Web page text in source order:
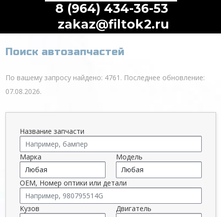
8 (964) 434-36-53
zakaz@filtok2.ru
Поиск автозапчастей
По вашему запросу найдено: 4761. Последнее обновление:
07.08.2026.
Название запчасти
Марка Модель
OEM, Номер оптики или детали
Кузов Двигатель